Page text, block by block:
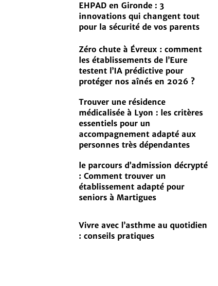
EHPAD en Gironde : 3
innovations qui changent tout
pour la sécurité de vos parents
Zéro chute à Évreux : comment
les établissements de l’Eure
testent l’IA prédictive pour
protéger nos aînés en 2026 ?
Trouver une résidence
médicalisée à Lyon : les critères
essentiels pour un
accompagnement adapté aux
personnes très dépendantes
le parcours d’admission décrypté
: Comment trouver un
établissement adapté pour
seniors à Martigues
Vivre avec l’asthme au quotidien
: conseils pratiques